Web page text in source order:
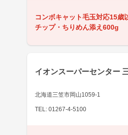
コンボキャット毛玉対応15歳
チップ・ちりめん添え600g
イオンスーパーセンター
北海道三笠市岡山1059-1
TEL: 01267-4-5100